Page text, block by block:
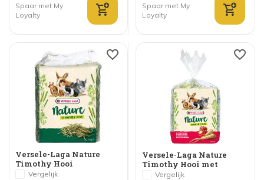
Spaar met My
Loyalty
Spaar met My
Loyalty
Versele-Laga Nature
Timothy Hooi
Vergelijk
Versele-Laga Nature
Timothy Hooi met
Paprika en Pastinaak
Vergelijk